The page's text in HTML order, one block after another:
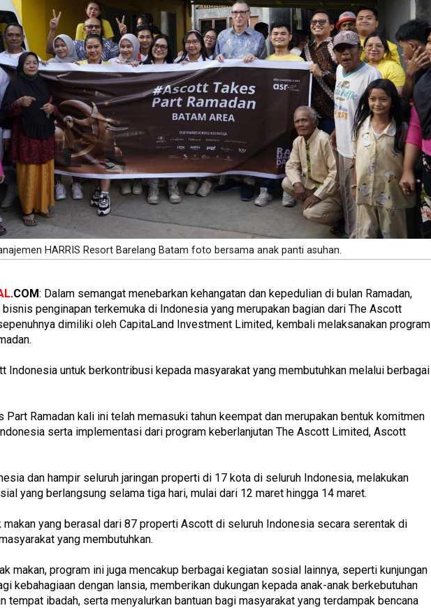
HARRIS Resort Barelang Batam foto bersama anak panti asuhan.
.COM: Dalam semangat menebarkan kehangatan dan kepedulian di bulan Ramadan,
penginapan terkemuka di Indonesia yang merupakan bagian dari The Ascott
dimiliki oleh CapitaLand Investment Limited, kembali melaksanakan program
Indonesia untuk berkontribusi kepada masyarakat yang membutuhkan melalui berbagai
Part Ramadan kali ini telah memasuki tahun keempat dan merupakan bentuk komitmen
serta implementasi dari program keberlanjutan The Ascott Limited, Ascott
dan hampir seluruh jaringan properti di 17 kota di seluruh Indonesia, melakukan
yang berlangsung selama tiga hari, mulai dari 12 maret hingga 14 maret.
makan yang berasal dari 87 properti Ascott di seluruh Indonesia secara serentak di
yang membutuhkan.
makan, program ini juga mencakup berbagai kegiatan sosial lainnya, seperti kunjungan
kebahagiaan dengan lansia, memberikan dukungan kepada anak-anak berkebutuhan
tempat ibadah, serta menyalurkan bantuan bagi masyarakat yang terdampak bencana